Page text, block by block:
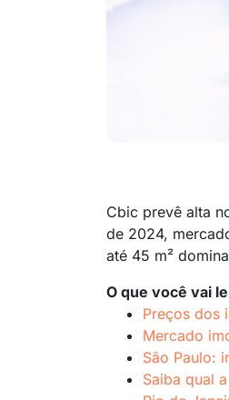
Cbic prevê alta
de 2024,
até 45 m²
O que você vai
Preços dos
Mercado
São Paulo:
Saiba qual